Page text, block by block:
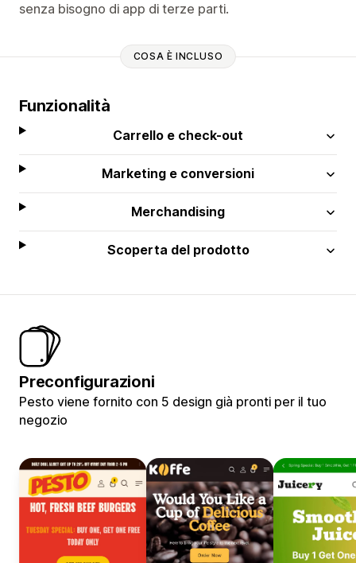
senza bisogno di app di terze parti.
COSA È INCLUSO
Funzionalità
Carrello e check-out
Marketing e conversioni
Merchandising
Scoperta del prodotto
Preconfigurazioni
Pesto viene fornito con 5 design già pronti per il tuo
negozio